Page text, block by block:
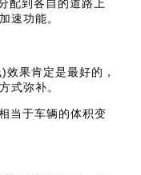
配到各自的道路上
速功能。
果肯定是最好的，
式弥补。
当于车辆的体积变